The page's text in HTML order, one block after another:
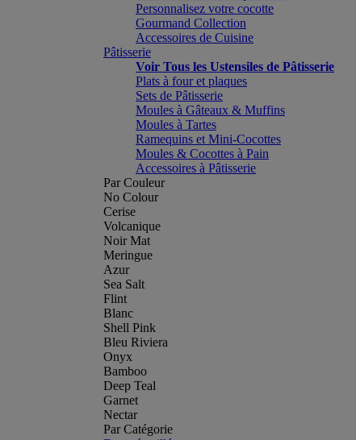
Personnalisez votre cocotte
Gourmand Collection
Accessoires de Cuisine
Pâtisserie
Voir Tous les Ustensiles de Pâtisserie
Plats à four et plaques
Sets de Pâtisserie
Moules à Gâteaux & Muffins
Moules à Tartes
Ramequins et Mini-Cocottes
Moules & Cocottes à Pain
Accessoires à Pâtisserie
Par Couleur
No Colour
Cerise
Volcanique
Noir Mat
Meringue
Azur
Sea Salt
Flint
Blanc
Shell Pink
Bleu Riviera
Onyx
Bamboo
Deep Teal
Garnet
Nectar
Par Catégorie